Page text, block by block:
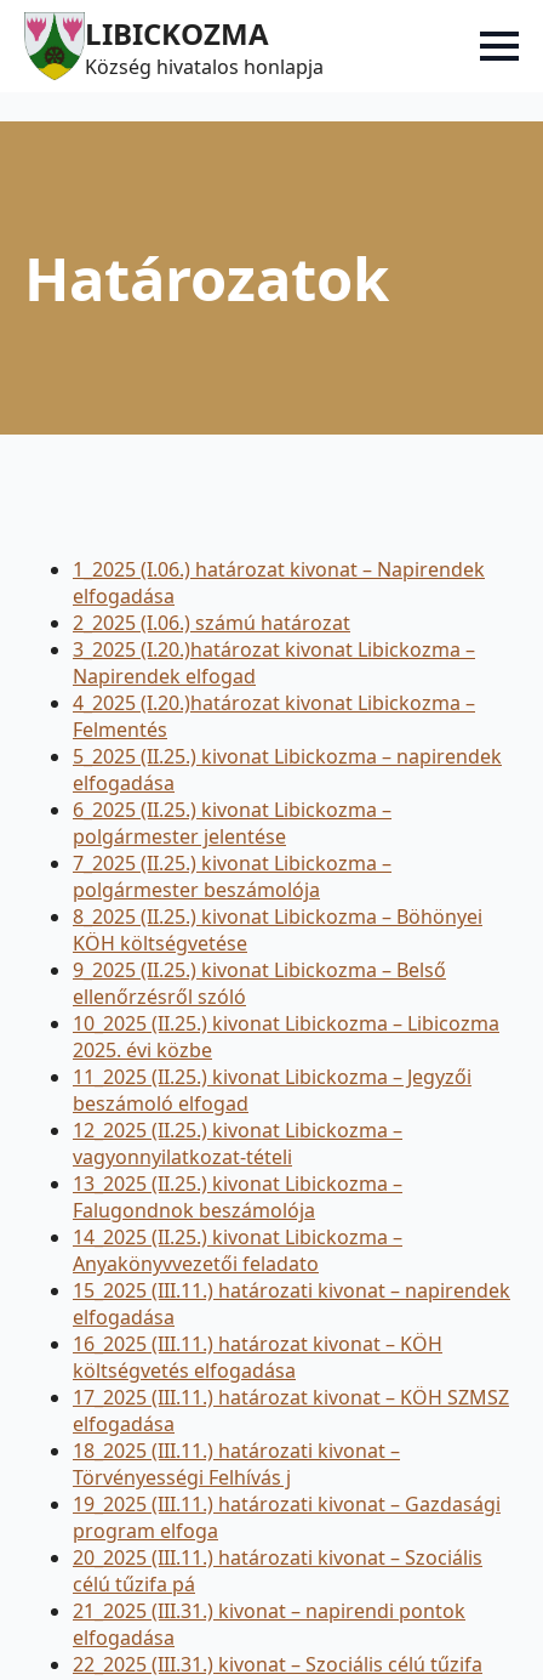
LIBICKOZMA
Község hivatalos honlapja
Határozatok
1_2025 (I.06.) határozat kivonat – Napirendek
elfogadása
2_2025 (I.06.) számú határozat
3_2025 (I.20.)határozat kivonat Libickozma –
Napirendek elfogad
4_2025 (I.20.)határozat kivonat Libickozma –
Felmentés
5_2025 (II.25.) kivonat Libickozma – napirendek
elfogadása
6_2025 (II.25.) kivonat Libickozma –
polgármester jelentése
7_2025 (II.25.) kivonat Libickozma –
polgármester beszámolója
8_2025 (II.25.) kivonat Libickozma – Böhönyei
KÖH költségvetése
9_2025 (II.25.) kivonat Libickozma – Belső
ellenőrzésről szóló
10_2025 (II.25.) kivonat Libickozma – Libicozma
2025. évi közbe
11_2025 (II.25.) kivonat Libickozma – Jegyzői
beszámoló elfogad
12_2025 (II.25.) kivonat Libickozma –
vagyonnyilatkozat-tételi
13_2025 (II.25.) kivonat Libickozma –
Falugondnok beszámolója
14_2025 (II.25.) kivonat Libickozma –
Anyakönyvvezetői feladato
15_2025 (III.11.) határozati kivonat – napirendek
elfogadása
16_2025 (III.11.) határozat kivonat – KÖH
költségvetés elfogadása
17_2025 (III.11.) határozat kivonat – KÖH SZMSZ
elfogadása
18_2025 (III.11.) határozati kivonat –
Törvényességi Felhívás j
19_2025 (III.11.) határozati kivonat – Gazdasági
program elfoga
20_2025 (III.11.) határozati kivonat – Szociális
célú tűzifa pá
21_2025 (III.31.) kivonat – napirendi pontok
elfogadása
22_2025 (III.31.) kivonat – Szociális célú tűzifa